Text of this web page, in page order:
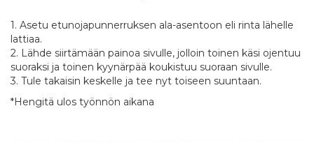
1. Asetu etunojapunnerruksen ala-asentoon eli rinta lähelle
lattiaa.
2. Lähde siirtämään painoa sivulle, jolloin toinen käsi ojentuu
suoraksi ja toinen kyynärpää koukistuu suoraan sivulle.
3. Tule takaisin keskelle ja tee nyt toiseen suuntaan.
*Hengitä ulos työnnön aikana